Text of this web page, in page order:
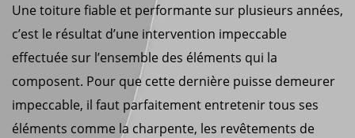
Une toiture fiable et performante sur plusieurs années,
c’est le résultat d’une intervention impeccable
effectuée sur l’ensemble des éléments qui la
composent. Pour que cette dernière puisse demeurer
impeccable, il faut parfaitement entretenir tous ses
éléments comme la charpente, les revêtements de